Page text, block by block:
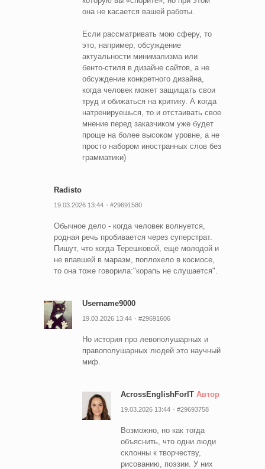
она не касается вашей работы.
Если рассматривать мою сферу, то
это, например, обсуждение
актуальности минимализма или
бенто-стиля в дизайне сайтов, а не
обсуждение конкретного дизайна,
когда человек может защищать свои
труд и обижаться на критику. А когда
натренируешься, то и отстаивать свое
мнение перед заказчиком уже будет
проще на более высоком уровне, а не
просто набором иностранных слов без
грамматики)
Radisto
19.03.2026 13:44 #29691580
Обычное дело - когда человек волнуется,
родная речь пробивается через суперстрат.
Пишут, что когда Терешковой, ещё молодой и
не впавшей в маразм, поплохело в космосе,
то она тоже говорила:"корапь не слушается".
Username9000
19.03.2026 13:44 #29691606
Но история про левополушарных и
правополушарных людей это научный
миф.
AcrossEnglishForIT Автор
19.03.2026 13:44 #29693758
Возможно, но как тогда
объяснить, что одни люди
склонны к творчеству,
рисованию, поэзии. У них